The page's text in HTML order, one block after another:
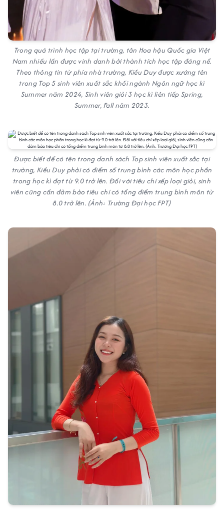
Trong quá trình học tập tại trường, tân Hoa hậu Quốc gia Việt
Nam nhiều lần được vinh danh bởi thành tích học tập đáng nể.
Theo thông tin từ phía nhà trường, Kiều Duy được xướng tên
trong Top 5 sinh viên xuất sắc khối ngành Ngôn ngữ học kì
Summer năm 2024, Sinh viên giỏi 3 học kì liên tiếp Spring,
Summer, Fall năm 2023.
Được biết để có tên trong danh sách Top sinh viên xuất sắc tại
trường, Kiều Duy phải có điểm số trung bình các môn học phần
trong học kì đạt từ 9.0 trở lên. Đối với tiêu chí xếp loại giỏi, sinh
viên cũng cần đảm bảo tiêu chí có tổng điểm trung bình môn từ
8.0 trở lên. (Ảnh: Trường Đại học FPT)